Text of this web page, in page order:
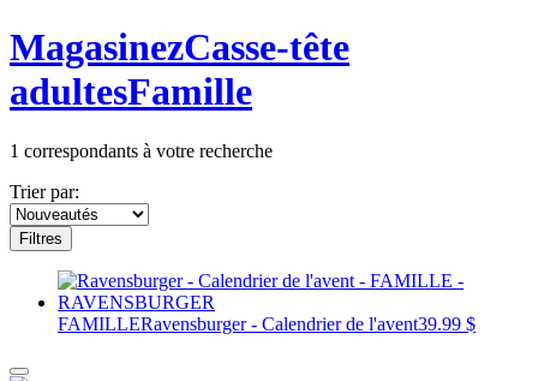
MagasinezCasse-tête
adultesFamille
1 correspondants à votre recherche
Trier par:
Filtres
FAMILLERavensburger - Calendrier de l'avent39.99 $